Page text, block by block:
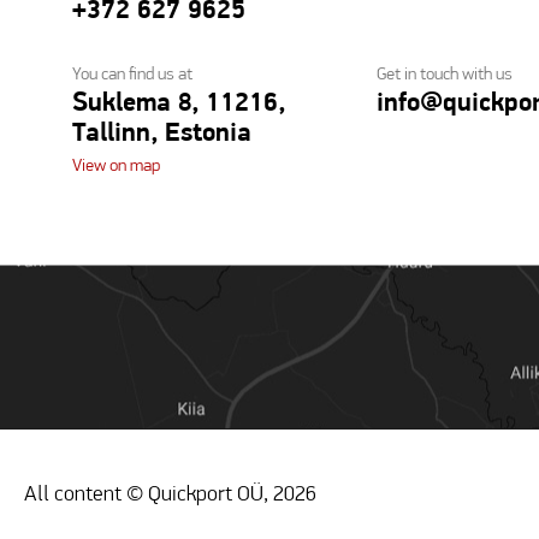
+372 627 9625
You can find us at
Suklema 8, 11216,
Tallinn, Estonia
View on map
Get in touch with us
All content © Quickport OÜ, 2026